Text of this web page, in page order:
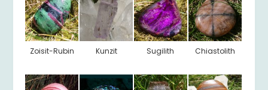
Zoisit-Rubin Kunzit Sugilith Chiastolith